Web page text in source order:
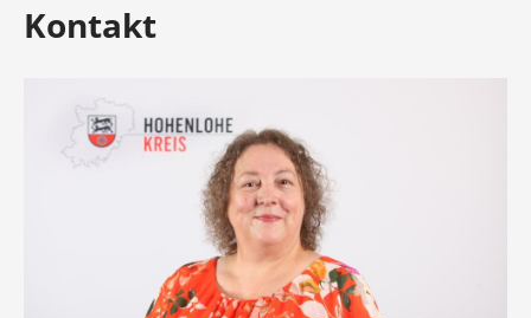
Kontakt